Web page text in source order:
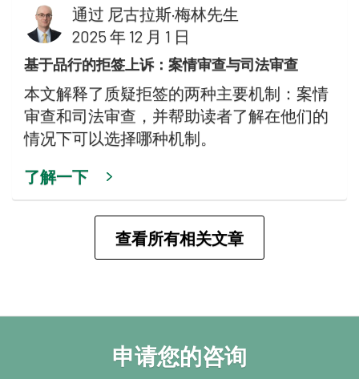
通过 尼古拉斯·梅林先生
2025 年 12 月 1 日
基于品行的拒签上诉：案情审查与司法审查
本文解释了质疑拒签的两种主要机制：案情
审查和司法审查，并帮助读者了解在他们的
情况下可以选择哪种机制。
了解一下
查看所有相关文章
申请您的咨询